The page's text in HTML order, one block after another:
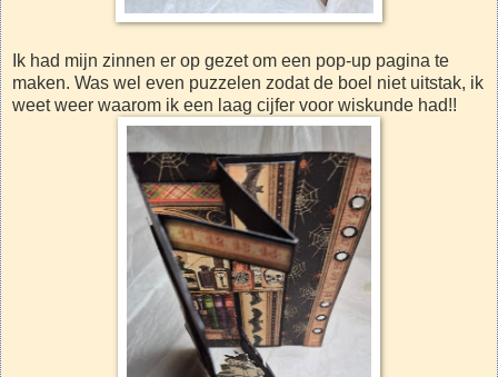
Ik had mijn zinnen er op gezet om een pop-up pagina te
maken. Was wel even puzzelen zodat de boel niet uitstak, ik
weet weer waarom ik een laag cijfer voor wiskunde had!!